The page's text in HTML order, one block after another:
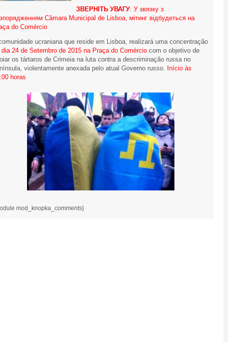
ЗВЕРНІТЬ УВАГУ: У звязку з
Câmara Municipal de Lisboa, мітинг відбудеться на
do Comércio
ucraniana que reside em Lisboa, realizará uma concentração
dia 24 de Setembro de 2015 na Praça do Comércio com o objetivo de
os tártaros de Crimeia na luta contra a descriminação russa no
violentamente anexada pelo atual Governo russo. Início às
horas
mod_knopka_comments}